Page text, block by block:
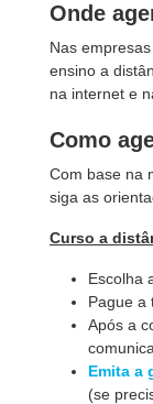
Onde
Nas
ensino a
na internet e
Como
Com base na
siga as
Curso a
Escolha
Pague a
Após a
Emita a
(se